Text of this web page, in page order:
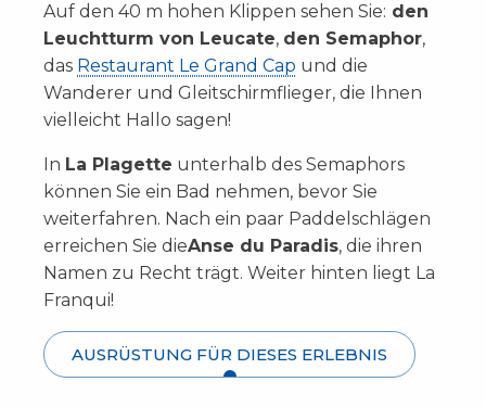
Auf den 40 m hohen Klippen sehen Sie: den
Leuchtturm von Leucate, den Semaphor,
das Restaurant Le Grand Cap und die
Wanderer und Gleitschirmflieger, die Ihnen
vielleicht Hallo sagen!
In La Plagette unterhalb des Semaphors
können Sie ein Bad nehmen, bevor Sie
weiterfahren. Nach ein paar Paddelschlägen
erreichen Sie dieAnse du Paradis, die ihren
Namen zu Recht trägt. Weiter hinten liegt La
Franqui!
AUSRÜSTUNG FÜR DIESES ERLEBNIS